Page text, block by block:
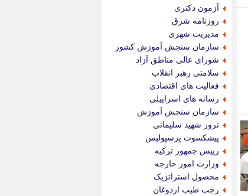
آزمون دکتری
روزنامه شرق
مدیریت شهری
سازمان سنجش آموزش کشور
شورای عالی مناطق آزاد
سلامتی رهبر انقلاب
فعالیت های اقتصادی
رسانه های اسراییلی
سازمان سنجش آموزش
ترور شهید سلیمانی
پیشکسوت پرسپولیس
رییس جمهور ترکیه
وزارت امور خارجه
محصول استراتژیک
رجب طیب اردوغان